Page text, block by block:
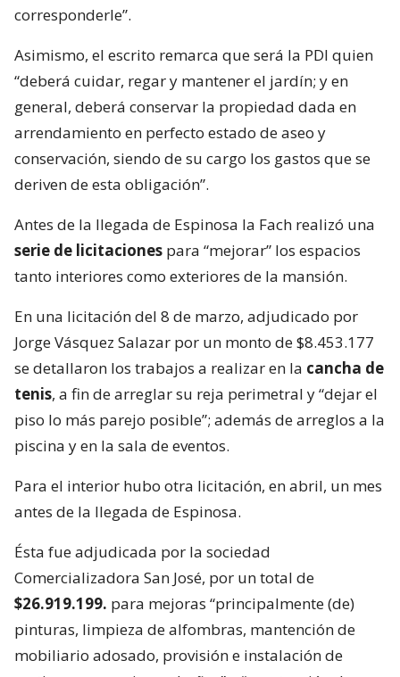
corresponderle”.
Asimismo, el escrito remarca que será la PDI quien
“deberá cuidar, regar y mantener el jardín; y en
general, deberá conservar la propiedad dada en
arrendamiento en perfecto estado de aseo y
conservación, siendo de su cargo los gastos que se
deriven de esta obligación”.
Antes de la llegada de Espinosa la Fach realizó una
serie de licitaciones para “mejorar” los espacios
tanto interiores como exteriores de la mansión.
En una licitación del 8 de marzo, adjudicado por
Jorge Vásquez Salazar por un monto de $8.453.177
se detallaron los trabajos a realizar en la cancha de
tenis, a fin de arreglar su reja perimetral y “dejar el
piso lo más parejo posible”; además de arreglos a la
piscina y en la sala de eventos.
Para el interior hubo otra licitación, en abril, un mes
antes de la llegada de Espinosa.
Ésta fue adjudicada por la sociedad
Comercializadora San José, por un total de
$26.919.199. para mejoras “principalmente (de)
pinturas, limpieza de alfombras, mantención de
mobiliario adosado, provisión e instalación de